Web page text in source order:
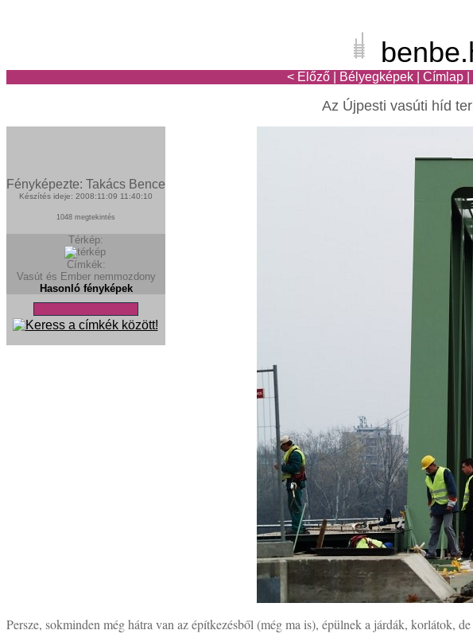
< Előző Bélyegképek Címlap
Az Újpesti vasúti híd
Fényképezte: Takács Bence
Készítés ideje: 2008:11:09 11:40:10
1048 megtekintés
Térkép:
Címkék:
Vasút és Ember nemmozdony
Hasonló fényképek
Persze, sokminden még hátra van az építkezésből (még ma is), épülnek a járdák, korlátok,